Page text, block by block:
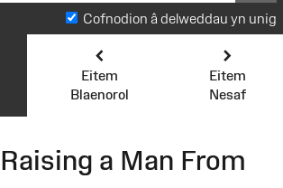
Cofnodion â delweddau yn unig
Eitem
Blaenorol
Eitem
Nesaf
a Man From